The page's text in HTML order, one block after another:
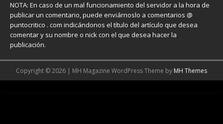
NOTA: En caso de un mal funcionamiento del servidor a la hora de
publicar un comentario, puede enviárnoslo a comentarios @
puntocritico . com indicándonos el título del artículo que desea
comentar y su nombre o nick con el que desea hacer la
publicación.
Copyright © 2026 | MH Magazine WordPress Theme by MH Themes